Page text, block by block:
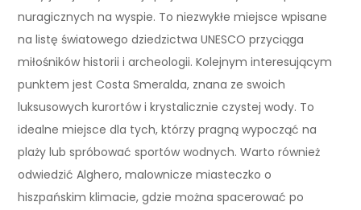
nuragicznych na wyspie. To niezwykłe miejsce wpisane
na listę światowego dziedzictwa UNESCO przyciąga
miłośników historii i archeologii. Kolejnym interesującym
punktem jest Costa Smeralda, znana ze swoich
luksusowych kurortów i krystalicznie czystej wody. To
idealne miejsce dla tych, którzy pragną wypocząć na
plaży lub spróbować sportów wodnych. Warto również
odwiedzić Alghero, malownicze miasteczko o
hiszpańskim klimacie, gdzie można spacerować po